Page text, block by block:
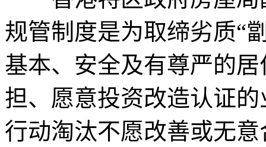
规管制度是为取缔劣质“
基本、安全及有尊严的
担、愿意投资改造认证
行动淘汰不愿改善或无